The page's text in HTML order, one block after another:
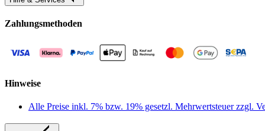
Zahlungsmethoden
Hinweise
Alle Preise inkl. 7% bzw. 19% gesetzl. Mehrwertsteuer zzgl.